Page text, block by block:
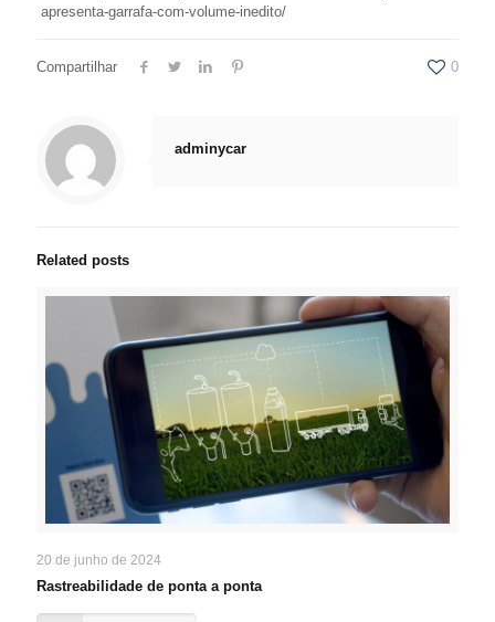
apresenta-garrafa-com-volume-inedito/
Compartilhar 0
adminycar
Related posts
20 de junho de 2024
Rastreabilidade de ponta a ponta